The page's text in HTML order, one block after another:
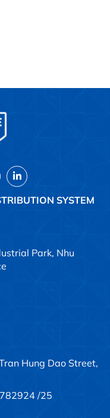
SYSTEM
Park, Nhu
Hung Dao Street,
/25